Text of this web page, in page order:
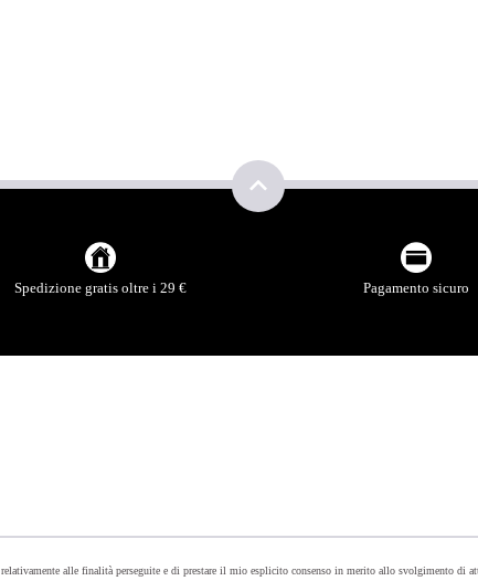
Spedizione gratis oltre i 29 € Pagamento sicuro
relativamente alle finalità perseguite e di prestare il mio esplicito consenso in merito allo svolgimento di